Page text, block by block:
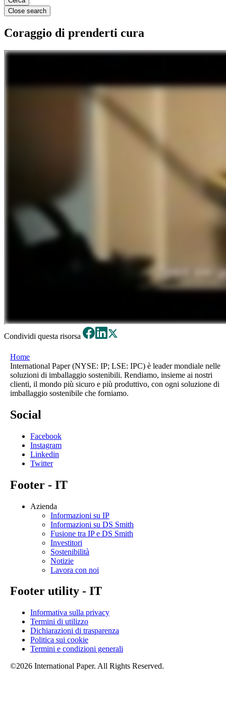
Close search
Coraggio di prenderti cura
Condividi questa risorsa
Home
International Paper (NYSE: IP; LSE: IPC) è leader mondiale nelle
soluzioni di imballaggio sostenibili. Rendiamo, insieme ai nostri
clienti, il mondo più sicuro e più produttivo, con ogni soluzione di
imballaggio sostenibile che forniamo.
Social
Facebook
Instagram
Linkedin
Twitter
Footer - IT
Azienda
Informazioni su IP
Informazioni su DS Smith
Fusione tra IP e DS Smith
Investitori
Sostenibilità
Notizie
Lavora con noi
Footer utility - IT
Informativa sulla privacy
Termini di utilizzo
Dichiarazioni di trasparenza
Politica sui cookie
Termini e condizioni generali
©2026 International Paper. All Rights Reserved.